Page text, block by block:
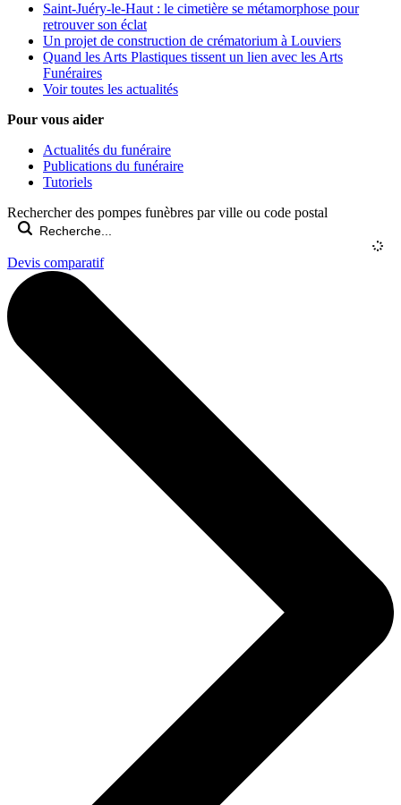
Saint-Juéry-le-Haut : le cimetière se métamorphose pour
retrouver son éclat
Un projet de construction de crématorium à Louviers
Quand les Arts Plastiques tissent un lien avec les Arts
Funéraires
Voir toutes les actualités
Pour vous aider
Actualités du funéraire
Publications du funéraire
Tutoriels
Rechercher des pompes funèbres par ville ou code postal
Devis comparatif